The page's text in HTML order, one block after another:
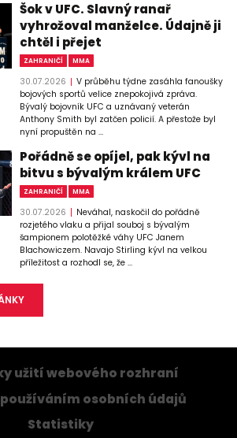
Šok v UFC. Slavný ranař
vyhrožoval manželce. Údajně ji
chtěl i přejet
ZAHRANIČÍ MMA
30.07.2026
V průběhu týdne zasáhla fanoušky
bojových sportů velice znepokojivá zpráva.
Bývalý bojovník UFC a uznávaný veterán
Anthony Smith byl zatčen policií. A přestože byl
nyní propuštěn na ...
Pořádně se opíjel, pak kývl na
bitvu s bývalým králem UFC
ZAHRANIČÍ MMA
30.07.2026
Neváhal, naskočil do pořádně
rozjetého vlaku a přijal souboj s bývalým
šampionem polotěžké váhy UFC Janem
Blachowiczem. Navajo Stirling kývl na velkou
příležitost a rozhodl se, že ...
užití webového rozhraní
používáním osobních údajů
Statistiky